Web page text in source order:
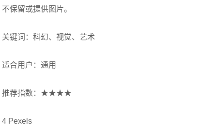
不保留或提供图片。
关键词：科幻、视觉、艺术
适合用户：通用
推荐指数：★★★★
4 Pexels